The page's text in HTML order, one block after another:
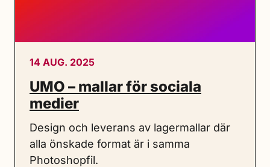
14 AUG. 2025
UMO – mallar för sociala
medier
Design och leverans av lagermallar där
alla önskade format är i samma
Photoshopfil.